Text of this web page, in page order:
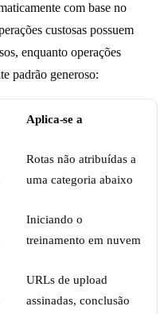
com base no
custosas possuem
enquanto operações
padrão generoso:
Aplica-se a
Rotas não atribuídas a
uma categoria abaixo
Iniciando o
treinamento em nuvem
URLs de upload
assinadas, conclusão